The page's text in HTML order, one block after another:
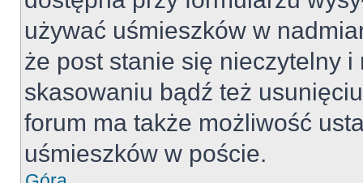
używać uśmieszków w
że post stanie się nieczytelny
skasowaniu bądź też
forum ma także możliwość
uśmieszków w poście.